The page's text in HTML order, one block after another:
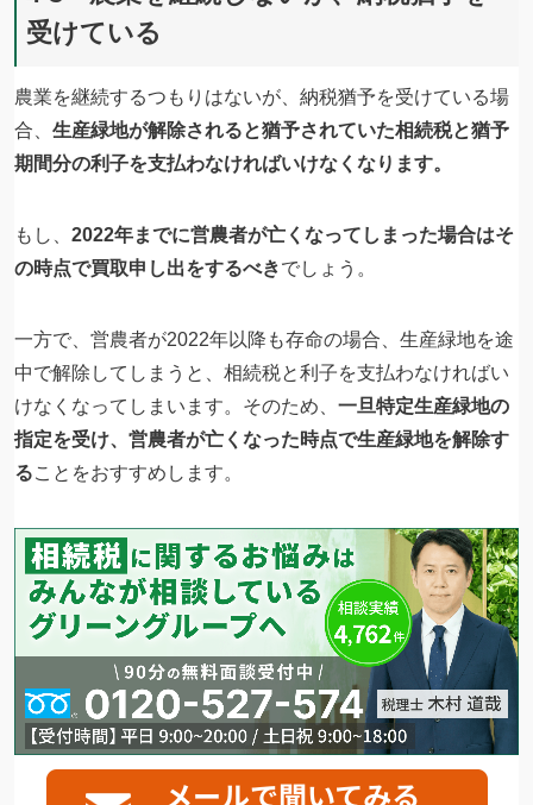
受けている
農業を継続するつもりはないが、納税猶予を受けている場
合、 生産緑地が解除されると猶予されていた相続税と猶予
期間分の利子を支払わなければいけなくなります。
もし、 2022年までに営農者が亡くなってしまった場合はそ
の時点で買取申し出をするべきでしょう。
一方で、営農者が2022年以降も存命の場合、生産緑地を途
中で解除してしまうと、相続税と利子を支払わなければい
けなくなってしまいます。そのため、 一旦特定生産緑地の
指定を受け、営農者が亡くなった時点で生産緑地を解除す
ることをおすすめします。